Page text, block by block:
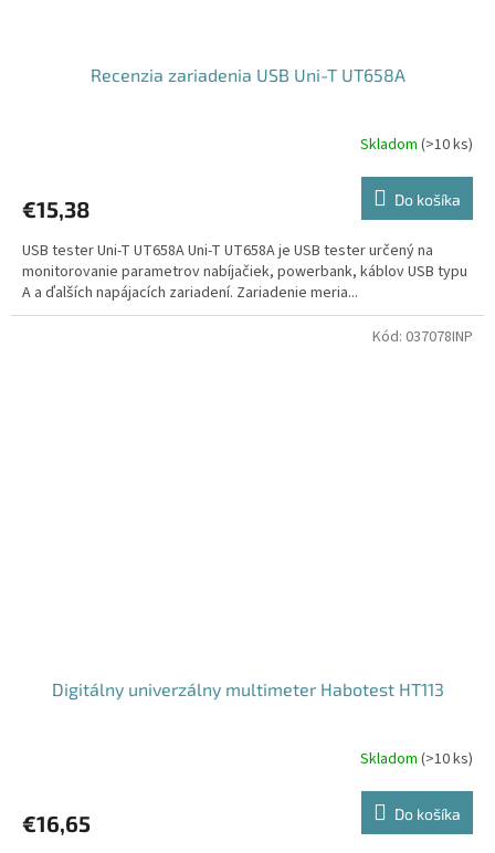
Recenzia zariadenia USB Uni-T UT658A
Skladom (>10 ks)
€15,38 Do košíka
USB tester Uni-T UT658A Uni-T UT658A je USB tester určený na
monitorovanie parametrov nabíjačiek, powerbank, káblov USB typu
A a ďalších napájacích zariadení. Zariadenie meria...
Digitálny univerzálny multimeter Habotest HT113
Skladom (>10 ks)
€16,65 Do košíka
Kód: 037078INP